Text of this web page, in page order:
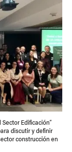
Edificación”
discutir y definir
construcción en